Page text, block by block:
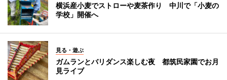
横浜産小麦でストローや麦茶作り 中川で「小麦の
学校」開催へ
見る・遊ぶ
ガムランとバリダンス楽しむ夜 都筑民家園でお月
見ライブ